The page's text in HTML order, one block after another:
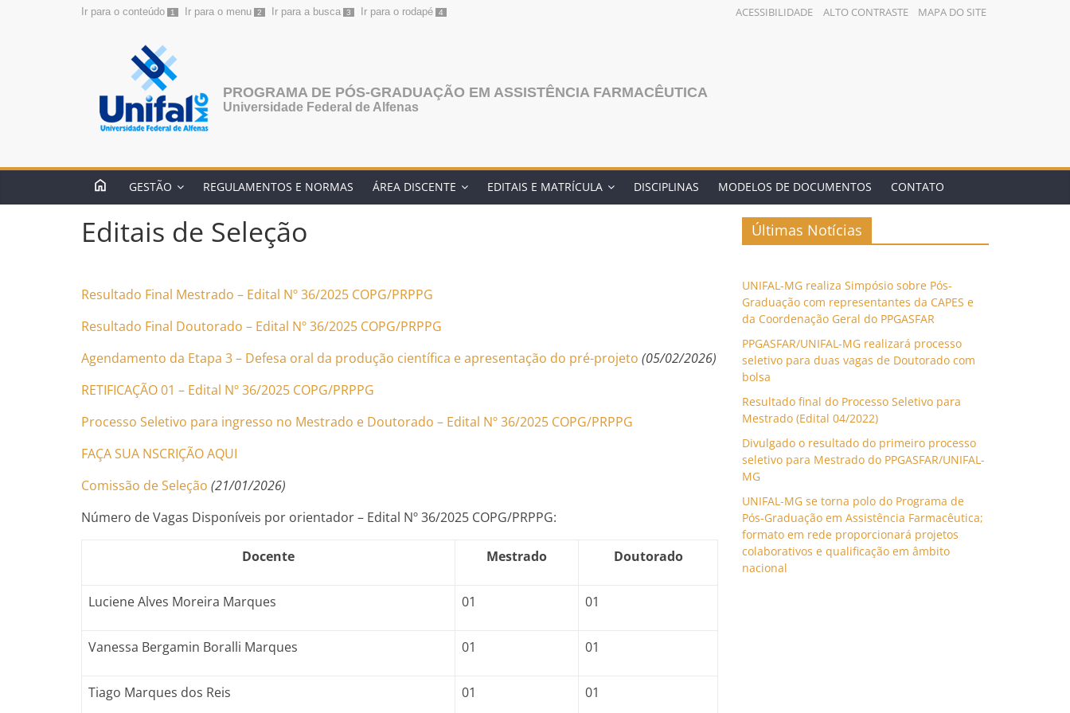
Ir para o conteúdo 1 Ir para o menu 2 Ir para a busca 3 Ir para o rodapé 4 ACESSIBILIDADE ALTO CONTRASTE MAPA DO SITE
PROGRAMA DE PÓS-GRADUAÇÃO EM ASSISTÊNCIA FARMACÊUTICA
Universidade Federal de Alfenas
GESTÃO REGULAMENTOS E NORMAS ÁREA DISCENTE EDITAIS E MATRÍCULA DISCIPLINAS MODELOS DE DOCUMENTOS CONTATO
Editais de Seleção
Resultado Final Mestrado – Edital Nº 36/2025 COPG/PRPPG
Resultado Final Doutorado – Edital Nº 36/2025 COPG/PRPPG
Agendamento da Etapa 3 – Defesa oral da produção científica e apresentação do pré-projeto (05/02/2026)
RETIFICAÇÃO 01 – Edital Nº 36/2025 COPG/PRPPG
Processo Seletivo para ingresso no Mestrado e Doutorado – Edital Nº 36/2025 COPG/PRPPG
FAÇA SUA NSCRIÇÃO AQUI
Comissão de Seleção (21/01/2026)
Número de Vagas Disponíveis por orientador – Edital Nº 36/2025 COPG/PRPPG:
Docente Mestrado Doutorado
Luciene Alves Moreira Marques 01 01
Vanessa Bergamin Boralli Marques 01 01
Tiago Marques dos Reis 01 01
Últimas Notícias
UNIFAL-MG realiza Simpósio sobre Pós-
Graduação com representantes da CAPES e
da Coordenação Geral do PPGASFAR
PPGASFAR/UNIFAL-MG realizará processo
seletivo para duas vagas de Doutorado com
bolsa
Resultado final do Processo Seletivo para
Mestrado (Edital 04/2022)
Divulgado o resultado do primeiro processo
seletivo para Mestrado do PPGASFAR/UNIFAL-
MG
UNIFAL-MG se torna polo do Programa de
Pós-Graduação em Assistência Farmacêutica;
formato em rede proporcionará projetos
colaborativos e qualificação em âmbito
nacional